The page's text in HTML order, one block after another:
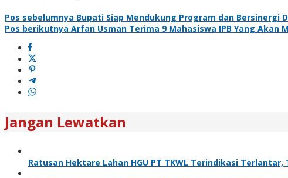
Pos sebelumnya Bupati Siap Mendukung Program dan Bersinergi
Pos berikutnya Arfan Usman Terima 9 Mahasiswa IPB Yang Akan
Jangan Lewatkan
Ratusan Hektare Lahan HGU PT TKWL Terindikasi